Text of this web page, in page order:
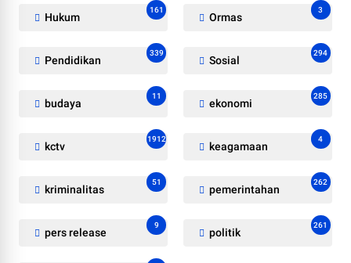
Hukum
161
Ormas
3
Pendidikan
339
Sosial
294
budaya
11
ekonomi
285
kctv
1912
keagamaan
4
kriminalitas
51
pemerintahan
262
pers release
9
politik
261